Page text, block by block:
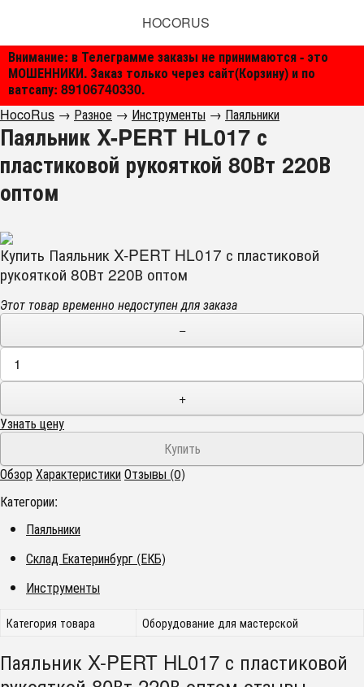
Внимание: в Телеграмме заказы не принимаются - это
МОШЕННИКИ. Заказ только через сайт(Корзину) и по
ватсапу: 89106740330.
HOCORUS
HocoRus → Разное → Инструменты → Паяльники
Паяльник X-PERT HL017 с
пластиковой рукояткой 80Вт 220В
оптом
Купить Паяльник X-PERT HL017 с пластиковой
рукояткой 80Вт 220В оптом
Этот товар временно недоступен для заказа
−
+
Узнать цену
ОбзорХарактеристикиОтзывы (0)
Категории:
Паяльники
Склад Екатеринбург (ЕКБ)
Инструменты
Категория товара Оборудование для мастерской
Паяльник X-PERT HL017 с пластиковой